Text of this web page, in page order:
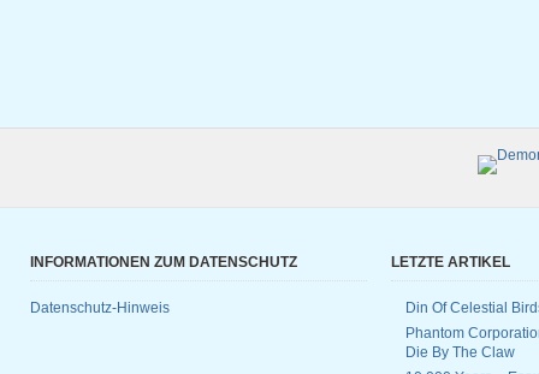
INFORMATIONEN ZUM DATENSCHUTZ
Datenschutz-Hinweis
LETZTE ARTIKEL
Din Of Celestial
Phantom
Die By The Claw